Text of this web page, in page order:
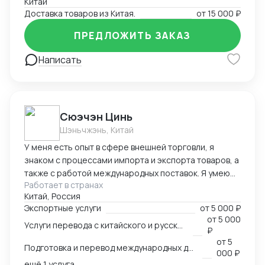
Доставка товаров из Китая.
от15 000 ₽
Написать
ПРЕДЛОЖИТЬ ЗАКАЗ
Cюэчэн Цинь
Шэньчжэнь, Китай
У меня есть опыт в сфере внешней торговли, я
знаком с процессами импорта и экспорта товаров, а
также с работой международных поставок. Я умею
вести переговоры с зарубежными партнерами,
заключать контракты, а также решать вопросы,
связанные с логистикой и таможней. Могу
предоставить консультации по внешней торговле.
Работает в странах
Китай, Россия
Экспортные услуги
от5 000 ₽
от5 000
₽
от5
000 ₽